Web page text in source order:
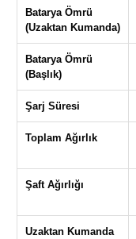
Batarya Ömrü
(Uzaktan Kumanda)
Batarya Ömrü
(Başlık)
Şarj Süresi
Toplam Ağırlık
Şaft Ağırlığı
Uzaktan Kumanda